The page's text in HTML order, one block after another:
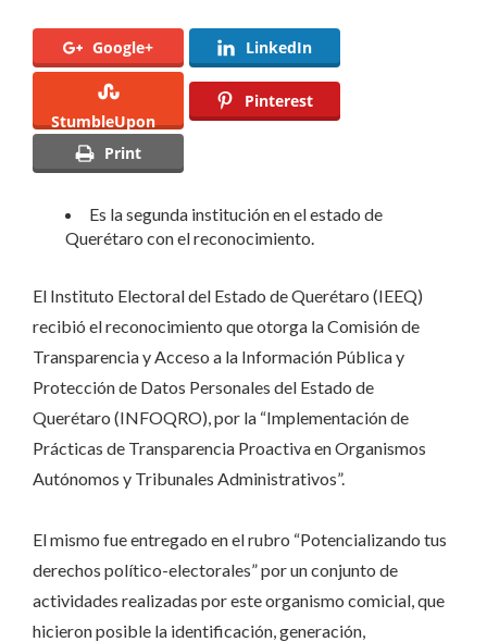
Google+ LinkedIn
StumbleUpon
Pinterest
Print
Es la segunda institución en el estado de
Querétaro con el reconocimiento.
El Instituto Electoral del Estado de Querétaro (IEEQ)
recibió el reconocimiento que otorga la Comisión de
Transparencia y Acceso a la Información Pública y
Protección de Datos Personales del Estado de
Querétaro (INFOQRO), por la “Implementación de
Prácticas de Transparencia Proactiva en Organismos
Autónomos y Tribunales Administrativos”.
El mismo fue entregado en el rubro “Potencializando tus
derechos político-electorales” por un conjunto de
actividades realizadas por este organismo comicial, que
hicieron posible la identificación, generación,